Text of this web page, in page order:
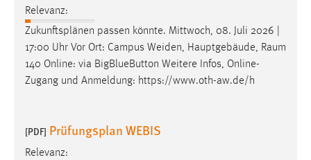
Relevanz:
Zukunftsplänen passen könnte. Mittwoch, 08. Juli 2026 |
17:00 Uhr Vor Ort: Campus Weiden, Hauptgebäude, Raum
140 Online: via BigBlueButton Weitere Infos, Online-
Zugang und Anmeldung: https://www.oth-aw.de/h
[PDF] Prüfungsplan WEBIS
Relevanz:
Chat
Name:
MibewSessionID, MIBEW_UserID, mibew_locale, mibew-
chat-frame-style-5e9dbeb1811c0446
Wird benötigt um die Chatfunktion nutzen zu können.
Cookie Laufzeit: